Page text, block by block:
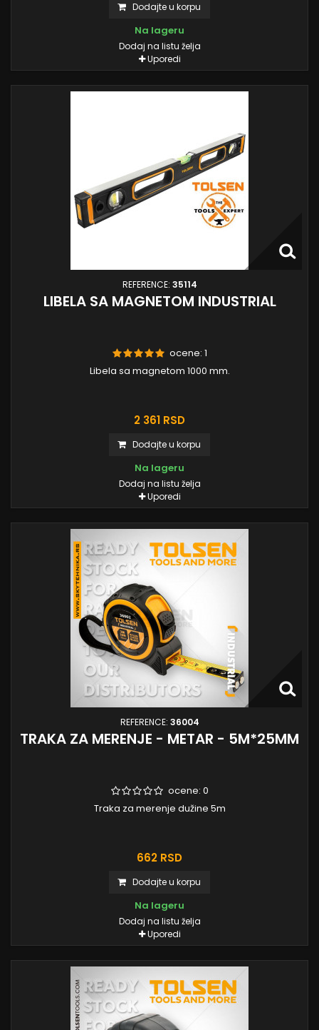
Dodajte u korpu
Na lageru
Dodaj na listu želja
Uporedi
REFERENCE: 35114
LIBELA SA MAGNETOM INDUSTRIAL
ocene: 1
Libela sa magnetom 1000 mm.
2 361 RSD
Dodajte u korpu
Na lageru
Dodaj na listu želja
Uporedi
REFERENCE: 36004
TRAKA ZA MERENJE - METAR - 5M*25MM
ocene: 0
Traka za merenje dužine 5m
662 RSD
Dodajte u korpu
Na lageru
Dodaj na listu želja
Uporedi